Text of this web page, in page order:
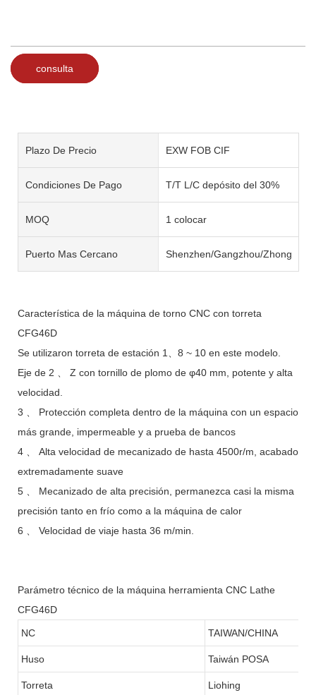
consulta
Plazo De Precio EXW FOB CIF
Condiciones De Pago T/T L/C depósito del 30%
MOQ 1 colocar
Puerto Mas Cercano Shenzhen/Gangzhou/Zhongshan
Característica de la máquina de torno CNC con torreta
CFG46D
Se utilizaron torreta de estación 1、8 ~ 10 en este modelo.
Eje de 2 、 Z con tornillo de plomo de φ40 mm, potente y alta
velocidad.
3 、 Protección completa dentro de la máquina con un espacio
más grande, impermeable y a prueba de bancos
4 、 Alta velocidad de mecanizado de hasta 4500r/m, acabado
extremadamente suave
5 、 Mecanizado de alta precisión, permanezca casi la misma
precisión tanto en frío como a la máquina de calor
6 、 Velocidad de viaje hasta 36 m/min.
Parámetro técnico de la máquina herramienta CNC Lathe
CFG46D
NC TAIWAN/CHINA
Huso Taiwán POSA
Torreta Liohing